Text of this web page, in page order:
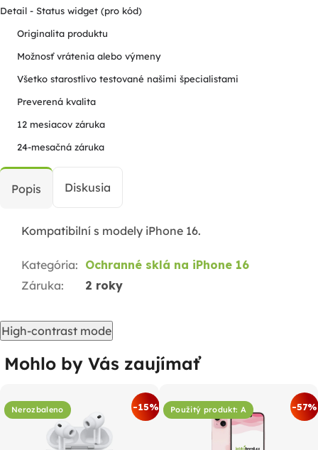
Detail - Status widget (pro kód)
Originalita produktu
Možnosť vrátenia alebo výmeny
Všetko starostlivo testované našimi špecialistami
Preverená kvalita
12 mesiacov záruka
24-mesačná záruka
Popis Diskusia
Kompatibilní s modely iPhone 16.
Kategória: Ochranné sklá na iPhone 16
Záruka: 2 roky
High-contrast mode
Mohlo by Vás zaujímať
Nerozbaleno -15% Použitý produkt: A -57%